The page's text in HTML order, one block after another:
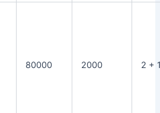
80000 2000 2 +